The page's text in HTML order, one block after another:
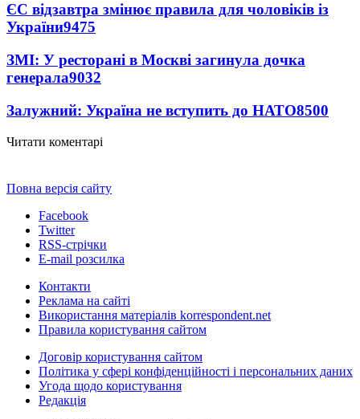
ЄС відзавтра змінює правила для чоловіків із
України9475
ЗМІ: У ресторані в Москві загинула дочка
генерала9032
Залужний: Україна не вступить до НАТО8500
Читати коментарі
Повна версія сайту
Facebook
Twitter
RSS-стрічки
E-mail розсилка
Контакти
Реклама на сайті
Використання матеріалів korrespondent.net
Правила користування сайтом
Договір користування сайтом
Політика у сфері конфіденційності і персональних даних
Угода щодо користування
Редакція